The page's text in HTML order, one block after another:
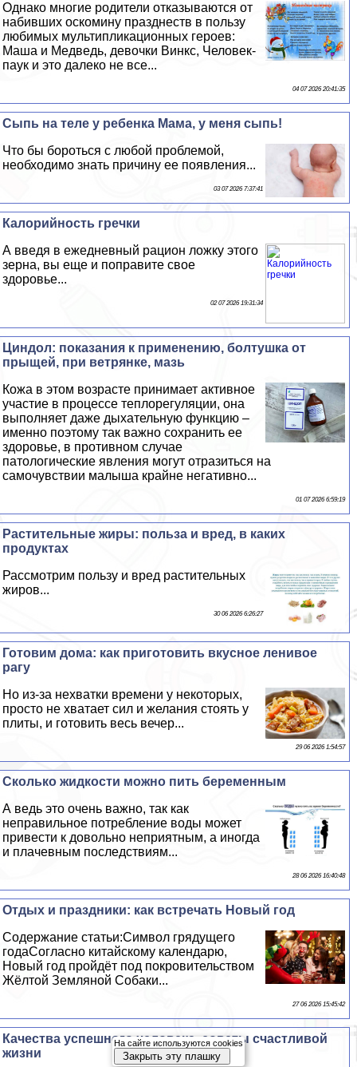
Однако многие родители отказываются от
набивших оскомину празднеств в пользу
любимых мультипликационных героев:
Маша и Медведь, дeвoчки Винкс, Человек-
паук и это далеко не все...
04 07 2026 20:41:35
Сыпь на теле у ребенка Мама, у меня сыпь!
Что бы бороться с любой проблемой,
необходимо знать причину ее появления...
03 07 2026 7:37:41
Калорийность гречки
А введя в ежедневный рацион ложку этого
зерна, вы еще и поправите свое
здоровье...
02 07 2026 19:31:34
Циндол: показания к применению, болтушка от
прыщей, при ветрянке, мазь
Кожа в этом возрасте принимает активное
участие в процессе теплорегуляции, она
выполняет даже дыхательную функцию –
именно поэтому так важно сохранить ее
здоровье, в противном случае
патологические явления могут отразиться на
самочувствии малыша крайне негативно...
01 07 2026 6:59:19
Растительные жиры: польза и вред, в каких
продуктах
Рассмотрим пользу и вред растительных
жиров...
30 06 2026 6:26:27
Готовим дома: как приготовить вкусное ленивое
рагу
Но из-за нехватки времени у некоторых,
просто не хватает сил и желания стоять у
плиты, и готовить весь вечер...
29 06 2026 1:54:57
Сколько жидкости можно пить беременным
А ведь это очень важно, так как
неправильное потрeбление воды может
привести к довольно неприятным, а иногда
и плачевным последствиям...
28 06 2026 16:40:48
Отдых и праздники: как встречать Новый год
Содержание статьи:Символ грядущего
годаСогласно китайскому календарю,
Новый год пройдёт под покровительством
Жёлтой Земляной Собаки...
27 06 2026 15:45:42
Качества успешного человека, советы счастливой
жизни
На сайте используются cookies
Закрыть эту плашку